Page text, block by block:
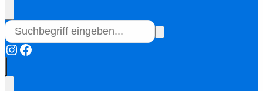
Instagram
Facebook